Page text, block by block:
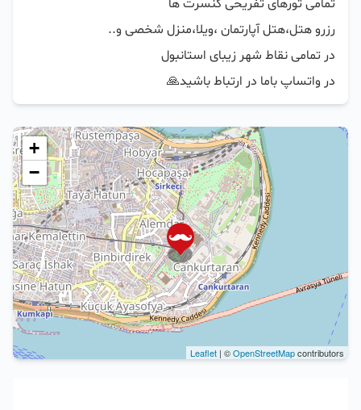
در واتساپ باما در ارتباط باشید🙏
+
−
Leaflet | ©OpenStreetMapcontributors